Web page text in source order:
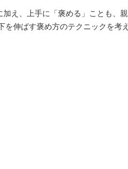
え、上手に「褒める」ことも、
を伸ばす褒め方のテクニックを考